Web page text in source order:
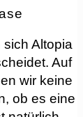
Auf
wir keine
ob es eine